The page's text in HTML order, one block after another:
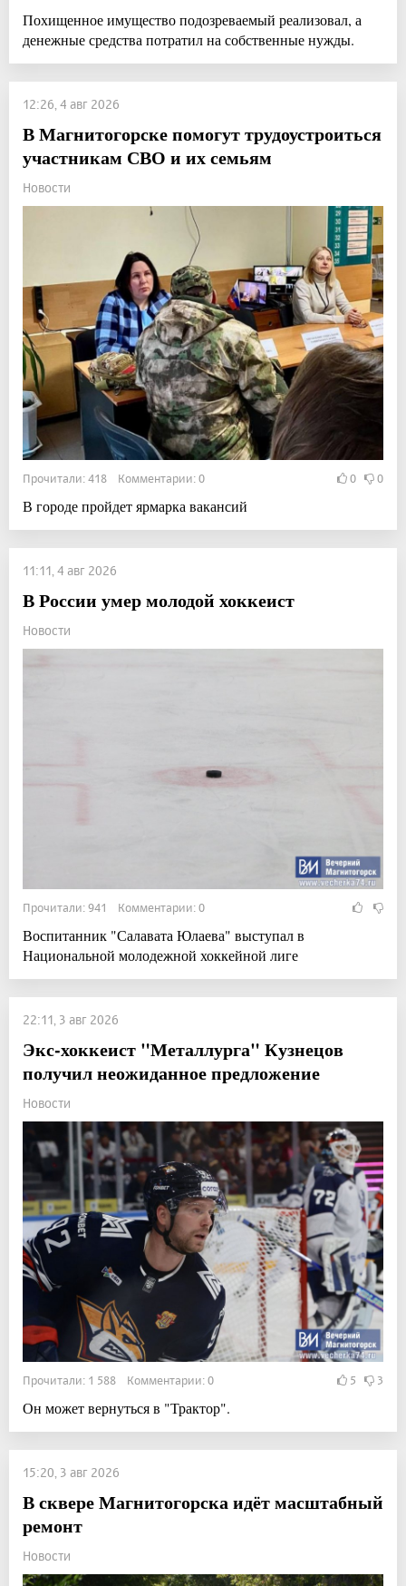
Похищенное имущество подозреваемый реализовал, а
денежные средства потратил на собственные нужды.
12:26, 4 авг 2026
В Магнитогорске помогут трудоустроиться
участникам СВО и их семьям
Новости
Прочитали: 418 Комментарии: 0 0 0
В городе пройдет ярмарка вакансий
11:11, 4 авг 2026
В России умер молодой хоккеист
Новости
Прочитали: 941 Комментарии: 0
Воспитанник "Салавата Юлаева" выступал в
Национальной молодежной хоккейной лиге
22:11, 3 авг 2026
Экс-хоккеист "Металлурга" Кузнецов
получил неожиданное предложение
Новости
Прочитали: 1 588 Комментарии: 0 5 3
Он может вернуться в "Трактор".
15:20, 3 авг 2026
В сквере Магнитогорска идёт масштабный
ремонт
Новости